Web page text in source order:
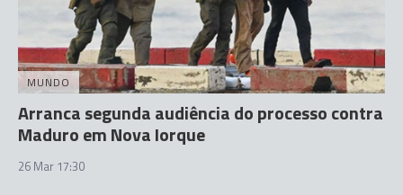
MUNDO
Arranca segunda audiência do processo contra
Maduro em Nova Iorque
26 Mar 17:30